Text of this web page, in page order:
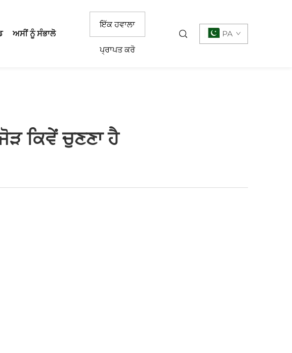
ਅਸੀਂ ਨੂੰ ਸੰਭਾਲੋ
ਇੱਕ ਹਵਾਲਾ
ਪ੍ਰਾਪਤ ਕਰੋ
PA
ਕਿਵੇਂ ਚੁਣਣਾ ਹੈ